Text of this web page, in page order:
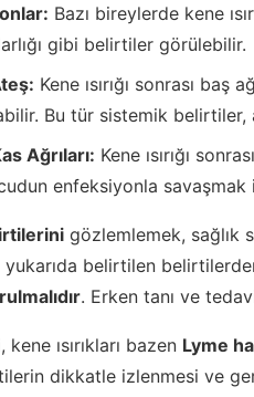
Bazı bireylerde kene
gibi belirtiler görülebilir.
Kene ısırığı sonrası baş
Bu tür sistemik
Ağrıları: Kene ısırığı
enfeksiyonla savaşmak
gözlemlemek, sağlık
yukarıda belirtilen
. Erken tanı ve
ısırıkları bazen Lyme
dikkatle izlenmesi ve